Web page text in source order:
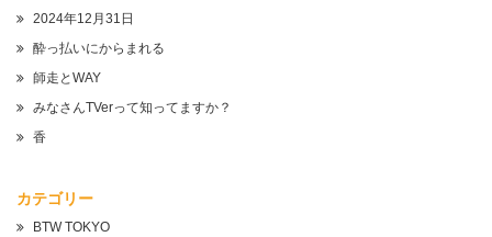
2024年12月31日
酔っ払いにからまれる
師走とWAY
みなさんTVerって知ってますか？
香
カテゴリー
BTW TOKYO